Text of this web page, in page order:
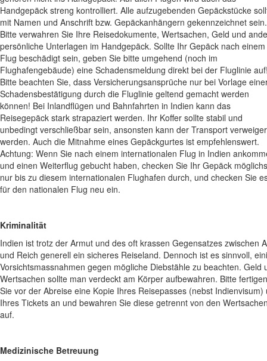
Handgepäck streng kontrolliert. Alle aufzugebenden Gepäckstücke
mit Namen und Anschrift bzw. Gepäckanhängern gekennzeichnet sein.
Bitte verwahren Sie Ihre Reisedokumente, Wertsachen, Geld und
persönliche Unterlagen im Handgepäck. Sollte Ihr Gepäck nach einem
Flug beschädigt sein, geben Sie bitte umgehend (noch im
Flughafengebäude) eine Schadensmeldung direkt bei der Fluglinie
Bitte beachten Sie, dass Versicherungsansprüche nur bei Vorlage
Schadensbestätigung durch die Fluglinie geltend gemacht werden
können! Bei Inlandflügen und Bahnfahrten in Indien kann das
Reisegepäck stark strapaziert werden. Ihr Koffer sollte stabil und
unbedingt verschließbar sein, ansonsten kann der Transport
werden. Auch die Mitnahme eines Gepäckgurtes ist empfehlenswert.
Achtung: Wenn Sie nach einem internationalen Flug in Indien
und einen Weiterflug gebucht haben, checken Sie Ihr Gepäck
nur bis zu diesem internationalen Flughafen durch, und checken Sie
für den nationalen Flug neu ein.
Kriminalität
Indien ist trotz der Armut und des oft krassen Gegensatzes zwischen
und Reich generell ein sicheres Reiseland. Dennoch ist es sinnvoll,
Vorsichtsmassnahmen gegen mögliche Diebstähle zu beachten. Geld
Wertsachen sollte man verdeckt am Körper aufbewahren. Bitte fertigen
Sie vor der Abreise eine Kopie Ihres Reisepasses (nebst Indienvisum)
Ihres Tickets an und bewahren Sie diese getrennt von den
auf.
Medizinische Betreuung